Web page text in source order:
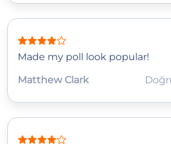
Made my poll look popular!
Matthew Clark